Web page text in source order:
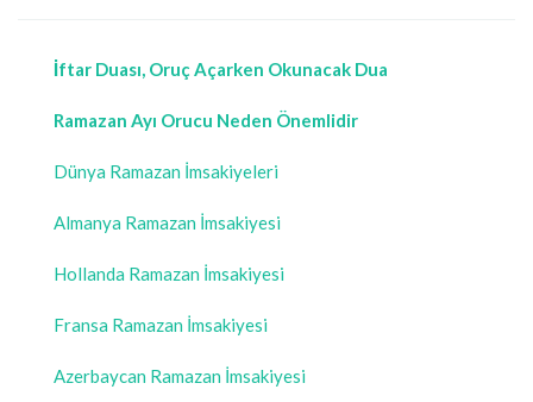
İftar Duası, Oruç Açarken Okunacak Dua
Ramazan Ayı Orucu Neden Önemlidir
Dünya Ramazan İmsakiyeleri
Almanya Ramazan İmsakiyesi
Hollanda Ramazan İmsakiyesi
Fransa Ramazan İmsakiyesi
Azerbaycan Ramazan İmsakiyesi